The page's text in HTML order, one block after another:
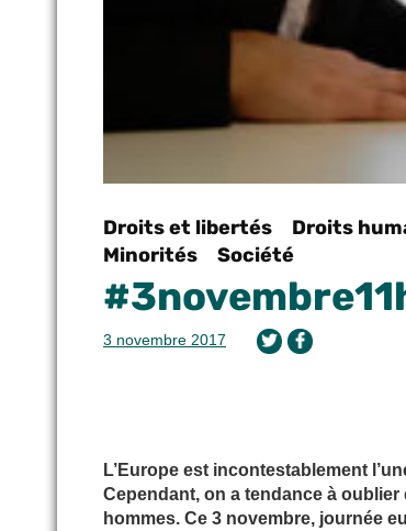
Droits et libertés Droits
Minorités
Société
3 novembre 2017
L’Europe est incontestablement
Cependant, on a tendance à oublier
hommes. Ce 3 novembre, journée